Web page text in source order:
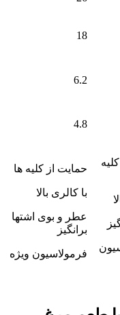
18
6.2
4.8
حمایت از کلیه ها
با کالری بالا
عطر و بوی اشتها
برانگیز
فرمولاسیون ویژه